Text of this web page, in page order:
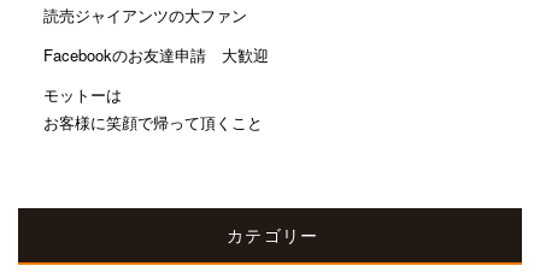
読売ジャイアンツの大ファン
Facebookのお友達申請 大歓迎
モットーは
お客様に笑顔で帰って頂くこと
カテゴリー